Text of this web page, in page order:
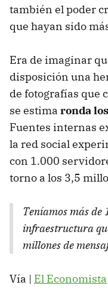
también el poder
que hayan sido
Era de imaginar
disposición una
de fotografías que
se estima ronda
Fuentes internas
la red social
con 1.000
torno a los 3,5
Teníamos más de
infraestructura
millones de
Vía | El Economista